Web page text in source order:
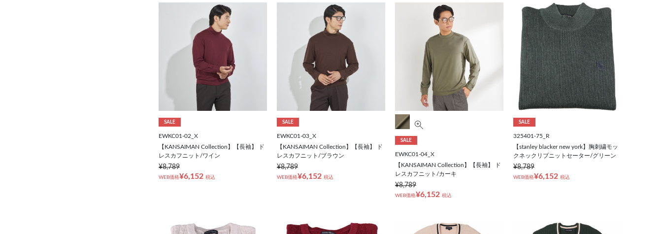
SALE
EWKC01-02_X
【KANSAIMAN Collection】【長袖】 ド
レスカフニット/ワイン
¥8,789
WEB価格¥6,152 税込
SALE
EWKC01-03_X
【KANSAIMAN Collection】【長袖】 ド
レスカフニット/ブラウン
¥8,789
WEB価格¥6,152 税込
SALE
EWKC01-04_X
【KANSAIMAN Collection】【長袖】 ド
レスカフニット/カーキ
¥8,789
WEB価格¥6,152 税込
SALE
325401-75_R
【stanley blacker new york】胸刺繍モッ
クネックリブニットセーター/グリーン
¥8,789
WEB価格¥6,152 税込